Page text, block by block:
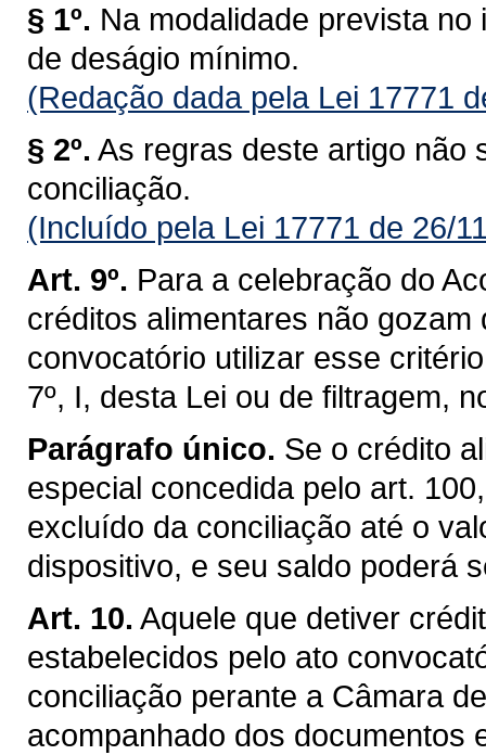
§ 1º. Na modalidade prevista
de deságio mínimo.
(Redação dada pela Lei 17771
§ 2º. As regras deste artigo não
conciliação.
(Incluído pela Lei 17771 de 26/
Art. 9º. Para a celebração do
créditos alimentares não
convocatório utilizar esse
7º, I, desta Lei ou de filtragem,
Parágrafo único. Se o crédito
especial concedida pelo art.
excluído da conciliação até o
dispositivo, e seu saldo poderá
Art. 10. Aquele que detiver
estabelecidos pelo ato
conciliação perante a Câmara
acompanhado dos documentos